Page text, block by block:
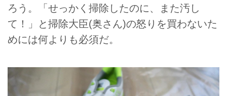
ろう。「せっかく掃除したのに、また汚し
て！」と掃除大臣(奥さん)の怒りを買わないた
めには何よりも必須だ。